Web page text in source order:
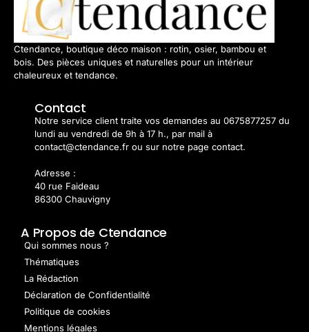
Ctendance, boutique déco maison : rotin, osier, bambou et
bois. Des pièces uniques et naturelles pour un intérieur
chaleureux et tendance.
Contact
Notre service client traite vos demandes au 0675877257 du
lundi au vendredi de 9h à 17 h., par mail à
contact@ctendance.fr ou sur notre page contact.
Adresse :
40 rue Faideau
86300 Chauvigny
A Propos de Ctendance
Qui sommes nous ?
Thématiques
La Rédaction
Déclaration de Confidentialité
Politique de cookies
Mentions légales